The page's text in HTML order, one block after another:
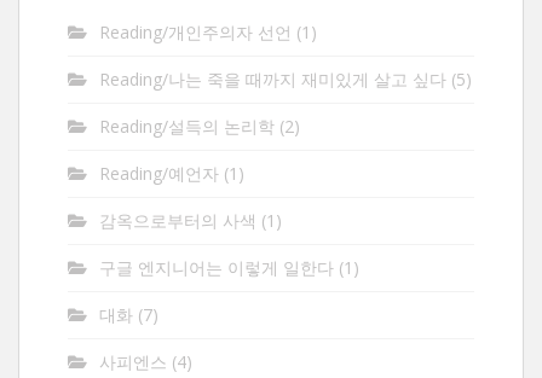
Reading/개인주의자 선언 (1)
Reading/나는 죽을 때까지 재미있게 살고 싶다 (5)
Reading/설득의 논리학 (2)
Reading/예언자 (1)
감옥으로부터의 사색 (1)
구글 엔지니어는 이렇게 일한다 (1)
대화 (7)
사피엔스 (4)